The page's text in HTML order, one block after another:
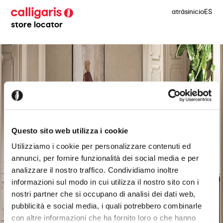
Questo sito web utilizza i cookie
Utilizziamo i cookie per personalizzare contenuti ed
annunci, per fornire funzionalità dei social media e per
analizzare il nostro traffico. Condividiamo inoltre
informazioni sul modo in cui utilizza il nostro sito con i
nostri partner che si occupano di analisi dei dati web,
pubblicità e social media, i quali potrebbero combinarle
con altre informazioni che ha fornito loro o che hanno
store locator
atrásinicioES